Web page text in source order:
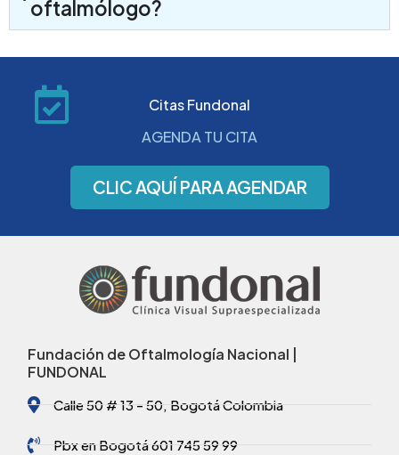
oftalmólogo?
Citas Fundonal
AGENDA TU CITA
CLIC AQUÍ PARA AGENDAR
Fundación de Oftalmología Nacional |
FUNDONAL
Calle 50 # 13 - 50, Bogotá Colombia
Pbx en Bogotá 601 745 59 99